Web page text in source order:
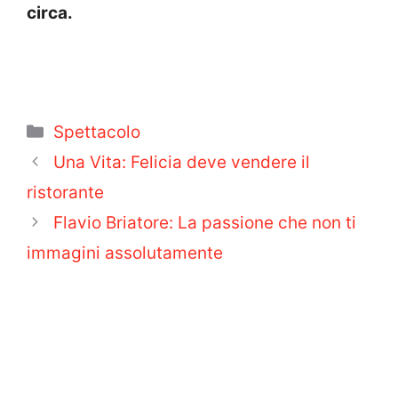
circa.
Categorie
Spettacolo
Una Vita: Felicia deve vendere il
ristorante
Flavio Briatore: La passione che non ti
immagini assolutamente